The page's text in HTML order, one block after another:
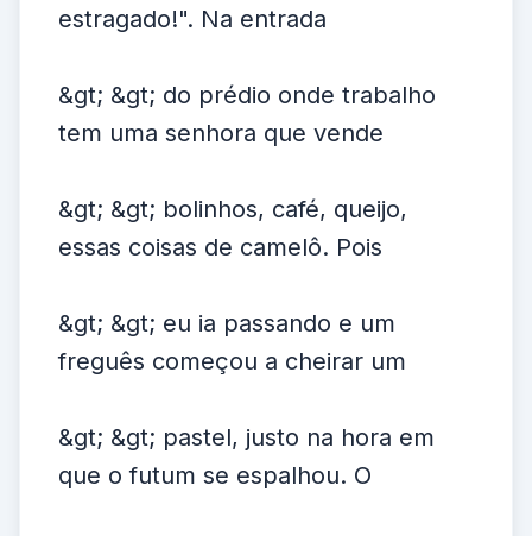
estragado!". Na entrada
&gt; &gt; do prédio onde trabalho
tem uma senhora que vende
&gt; &gt; bolinhos, café, queijo,
essas coisas de camelô. Pois
&gt; &gt; eu ia passando e um
freguês começou a cheirar um
&gt; &gt; pastel, justo na hora em
que o futum se espalhou. O